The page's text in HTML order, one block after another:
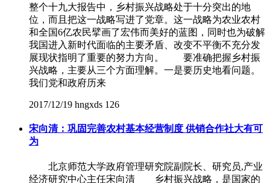
整个十九大报告中，乡村振兴战略处于十分突出的地
位，而且把这一战略写进了党章。这一战略为农业农村
和全国6亿农民擘画了宏伟而美好的蓝图，同时也为破解
我国进入新时代面临的主要矛盾、改变不平衡不充分发
展现状指明了重要的努力方向。 要准确把握乡村振
兴战略，主要从三个方面理解。一是要历史地看问题。
我们党和政府历来
2017/12/19 hngxds 126
宋向清：巩固完善农村基本经营制度 供销合作社大有可
为
北京师范大学政府管理研究院副院长、研究员,产业
经济研究中心主任宋向清 乡村振兴战略，是国家的